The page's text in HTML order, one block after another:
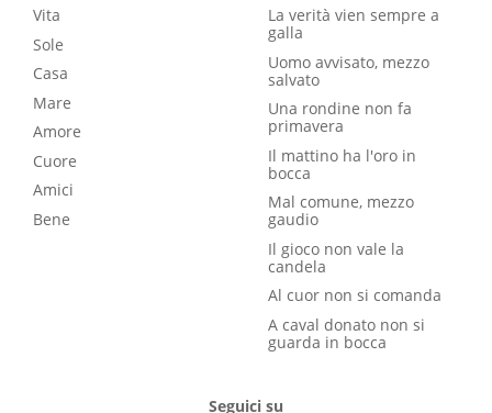
Vita
Sole
Casa
Mare
Amore
Cuore
Amici
Bene
La verità vien sempre a
galla
Uomo avvisato, mezzo
salvato
Una rondine non fa
primavera
Il mattino ha l'oro in
bocca
Mal comune, mezzo
gaudio
Il gioco non vale la
candela
Al cuor non si comanda
A caval donato non si
guarda in bocca
Seguici su